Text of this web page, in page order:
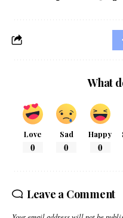
What
Love
0
Sad
0
Happy
0
Leave a Comment